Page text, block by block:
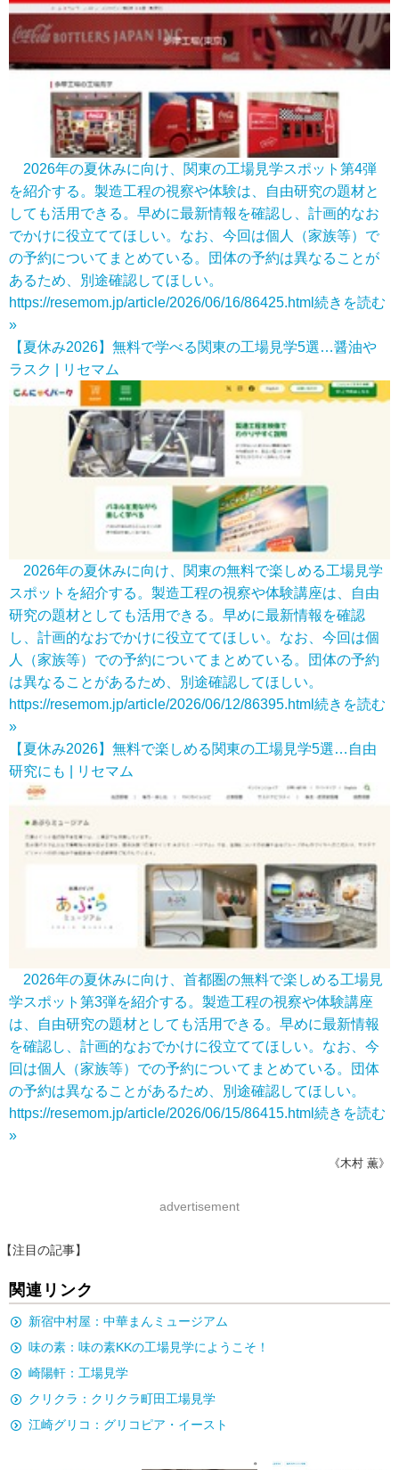
2026年の夏休みに向け、関東の工場見学スポット第4弾
を紹介する。製造工程の視察や体験は、自由研究の題材と
しても活用できる。早めに最新情報を確認し、計画的なお
でかけに役立ててほしい。なお、今回は個人（家族等）で
の予約についてまとめている。団体の予約は異なることが
あるため、別途確認してほしい。
https://resemom.jp/article/2026/06/16/86425.html 続きを読む
»
【夏休み2026】無料で学べる関東の工場見学5選…醤油や
ラスク | リセマム
2026年の夏休みに向け、関東の無料で楽しめる工場見学
スポットを紹介する。製造工程の視察や体験講座は、自由
研究の題材としても活用できる。早めに最新情報を確認
し、計画的なおでかけに役立ててほしい。なお、今回は個
人（家族等）での予約についてまとめている。団体の予約
は異なることがあるため、別途確認してほしい。
https://resemom.jp/article/2026/06/12/86395.html 続きを読む
»
【夏休み2026】無料で楽しめる関東の工場見学5選…自由
研究にも | リセマム
2026年の夏休みに向け、首都圏の無料で楽しめる工場見
学スポット第3弾を紹介する。製造工程の視察や体験講座
は、自由研究の題材としても活用できる。早めに最新情報
を確認し、計画的なおでかけに役立ててほしい。なお、今
回は個人（家族等）での予約についてまとめている。団体
の予約は異なることがあるため、別途確認してほしい。
https://resemom.jp/article/2026/06/15/86415.html 続きを読む
»
《木村 薫》
advertisement
【注目の記事】
関連リンク
新宿中村屋：中華まんミュージアム
味の素：味の素KKの工場見学にようこそ！
崎陽軒：工場見学
クリクラ：クリクラ町田工場見学
江崎グリコ：グリコピア・イースト